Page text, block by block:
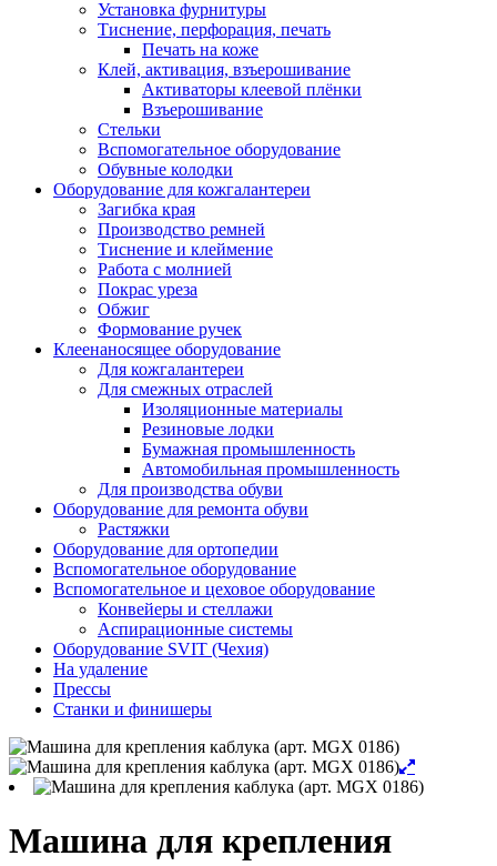
Установка фурнитуры
Тиснение, перфорация, печать
Печать на коже
Клей, активация, взъерошивание
Активаторы клеевой плёнки
Взъерошивание
Стельки
Вспомогательное оборудование
Обувные колодки
Оборудование для кожгалантереи
Загибка края
Производство ремней
Тиснение и клеймение
Работа с молнией
Покрас уреза
Обжиг
Формование ручек
Клеенаносящее оборудование
Для кожгалантереи
Для смежных отраслей
Изоляционные материалы
Резиновые лодки
Бумажная промышленность
Автомобильная промышленность
Для производства обуви
Оборудование для ремонта обуви
Растяжки
Оборудование для ортопедии
Вспомогательное оборудование
Вспомогательное и цеховое оборудование
Конвейеры и стеллажи
Аспирационные системы
Оборудование SVIT (Чехия)
На удаление
Прессы
Станки и финишеры
Машина для крепления